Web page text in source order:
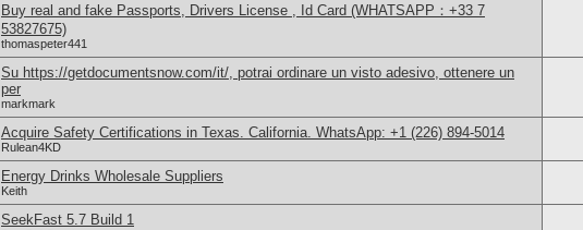
Buy real and fake Passports, Drivers License , Id Card (WHATSAPP：+33 7
53827675)
thomaspeter441
Su https://getdocumentsnow.com/it/, potrai ordinare un visto adesivo, ottenere un
per
markmark
Acquire Safety Certifications in Texas. California. WhatsApp: +1 (226) 894-5014
Rulean4KD
Energy Drinks Wholesale Suppliers
Keith
SeekFast 5.7 Build 1